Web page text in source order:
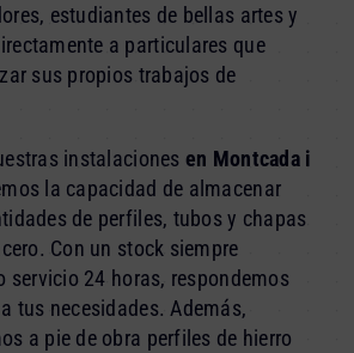
estudiantes de bellas artes y
a particulares que
sus propios trabajos de
instalaciones en Montcada i
la capacidad de almacenar
de perfiles, tubos y chapas
Con un stock siempre
servicio 24 horas, respondemos
tus necesidades. Además,
a pie de obra perfiles de hierro